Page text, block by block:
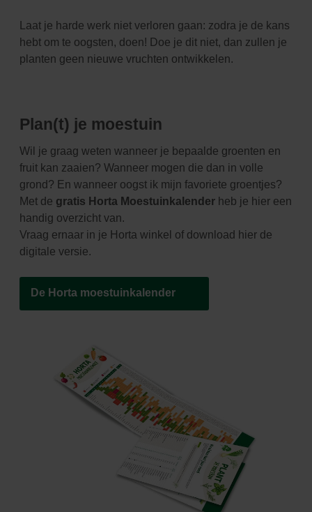
Laat je harde werk niet verloren gaan: zodra je de kans
hebt om te oogsten, doen! Doe je dit niet, dan zullen je
planten geen nieuwe vruchten ontwikkelen.
Plan(t) je moestuin
Wil je graag weten wanneer je bepaalde groenten en
fruit kan zaaien? Wanneer mogen die dan in volle
grond? En wanneer oogst ik mijn favoriete groentjes?
Met de gratis Horta Moestuinkalender heb je hier een
handig overzicht van.
Vraag ernaar in je Horta winkel of download hier de
digitale versie.
De Horta moestuinkalender